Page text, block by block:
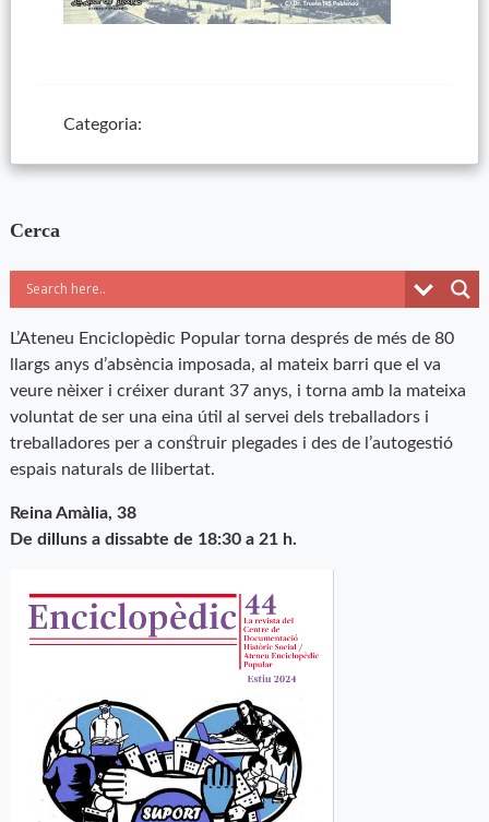
Categoria:
Cerca
L’Ateneu Enciclopèdic Popular torna després de més de 80
llargs anys d’absència imposada, al mateix barri que el va
veure nèixer i créixer durant 37 anys, i torna amb la mateixa
voluntat de ser una eina útil al servei dels treballadors i
treballadores per a construir plegades i des de l’autogestió
espais naturals de llibertat.
Reina Amàlia, 38
De dilluns a dissabte de 18:30 a 21 h.